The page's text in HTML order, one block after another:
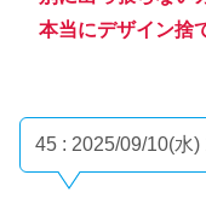
本当にデザイン捨
45 : 2025/09/10(水)